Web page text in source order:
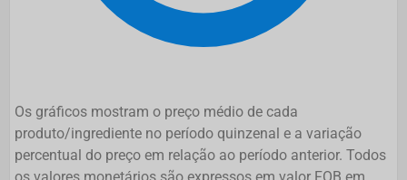
Os gráficos mostram o preço médio de cada
produto/ingrediente no período quinzenal e a variação
percentual do preço em relação ao período anterior. Todos